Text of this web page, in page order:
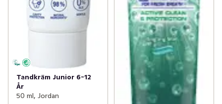
Tandkräm Junior 6-12
År
50 ml, Jordan